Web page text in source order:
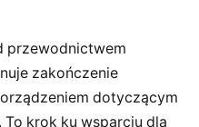
przewodnictwem
zakończenie
dotyczącym
krok ku wsparciu dla